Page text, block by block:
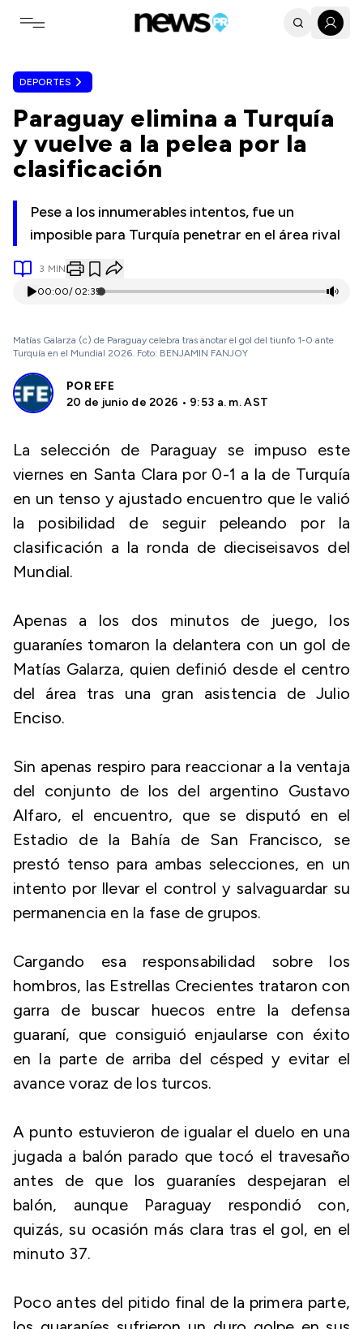
Toggle navigation menu
DEPORTES
Paraguay elimina a Turquía
y vuelve a la pelea por la
clasificación
Pese a los innumerables intentos, fue un
imposible para Turquía penetrar en el área rival
3 MIN
00:00/ 02:35
Matías Galarza (c) de Paraguay celebra tras anotar el gol del tiunfo 1-0 ante
Turquía en el Mundial 2026. Foto: BENJAMIN FANJOY
POR EFE
20 de junio de 2026 • 9:53 a. m. AST
La selección de Paraguay se impuso este
viernes en Santa Clara por 0-1 a la de Turquía
en un tenso y ajustado encuentro que le valió
la posibilidad de seguir peleando por la
clasificación a la ronda de dieciseisavos del
Mundial.
Apenas a los dos minutos de juego, los
guaraníes tomaron la delantera con un gol de
Matías Galarza, quien definió desde el centro
del área tras una gran asistencia de Julio
Enciso.
Sin apenas respiro para reaccionar a la ventaja
del conjunto de los del argentino Gustavo
Alfaro, el encuentro, que se disputó en el
Estadio de la Bahía de San Francisco, se
prestó tenso para ambas selecciones, en un
intento por llevar el control y salvaguardar su
permanencia en la fase de grupos.
Cargando esa responsabilidad sobre los
hombros, las Estrellas Crecientes trataron con
garra de buscar huecos entre la defensa
guaraní, que consiguió enjaularse con éxito
en la parte de arriba del césped y evitar el
avance voraz de los turcos.
A punto estuvieron de igualar el duelo en una
jugada a balón parado que tocó el travesaño
antes de que los guaraníes despejaran el
balón, aunque Paraguay respondió con,
quizás, su ocasión más clara tras el gol, en el
minuto 37.
Poco antes del pitido final de la primera parte,